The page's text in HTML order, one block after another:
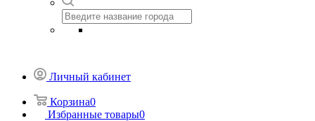
Личный кабинет
Корзина0
Избранные товары0